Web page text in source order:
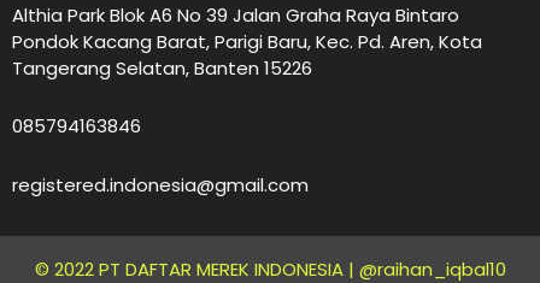
Althia Park Blok A6 No 39 Jalan Graha Raya Bintaro
Pondok Kacang Barat, Parigi Baru, Kec. Pd. Aren, Kota
Tangerang Selatan, Banten 15226
085794163846
registered.indonesia@gmail.com
© 2022 PT DAFTAR MEREK INDONESIA | @raihan_iqbal10